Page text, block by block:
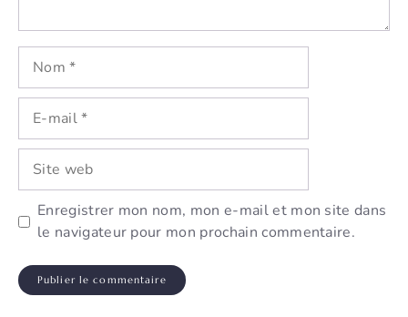
Nom
mail
Site
web
Enregistrer mon nom, mon e-mail et mon site dans
le navigateur pour mon prochain commentaire.